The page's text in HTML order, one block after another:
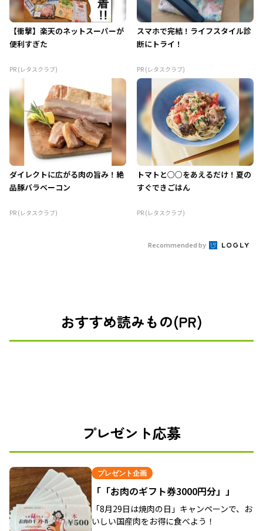
【衝撃】楽天のネットスーパーが
便利すぎた
PR (レタスクラブ)
スマホで完結！ライフスタイル診
断にトライ！
PR (レタスクラブ)
ダイレクトに広がる肉の旨み！絶
品豚バラベーコン
PR (レタスクラブ)
トマトと○○をあえるだけ！夏の
すぐできごはん
PR (レタスクラブ)
Recommended by
おすすめ読みもの(PR)
プレゼント応募
プレゼント企画
「「お肉のギフト券3000円分」」
「8月29日は焼肉の日」キャンペーンで、お
いしい国産肉をお得に食べよう！